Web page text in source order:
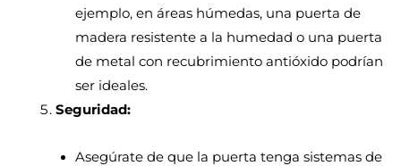
ejemplo, en áreas húmedas, una puerta de
madera resistente a la humedad o una puerta
de metal con recubrimiento antióxido podrían
ser ideales.
Seguridad:
Asegúrate de que la puerta tenga sistemas de